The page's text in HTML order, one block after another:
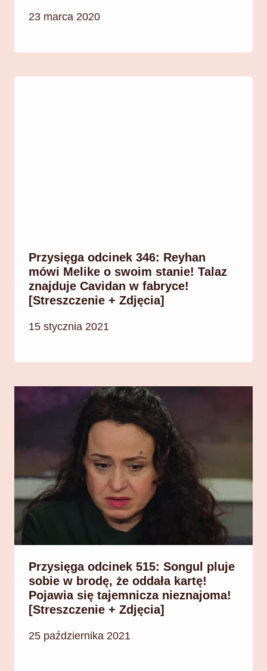
23 marca 2020
Przysięga odcinek 346: Reyhan
mówi Melike o swoim stanie! Talaz
znajduje Cavidan w fabryce!
[Streszczenie + Zdjęcia]
15 stycznia 2021
Przysięga odcinek 515: Songul pluje
sobie w brodę, że oddała kartę!
Pojawia się tajemnicza nieznajoma!
[Streszczenie + Zdjęcia]
25 października 2021